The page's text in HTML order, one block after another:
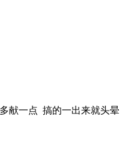
献一点 搞的一出来就头晕